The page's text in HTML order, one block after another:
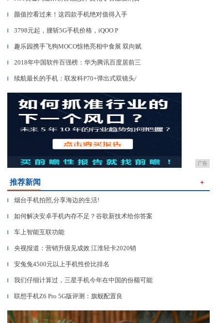
▎ 颜值控看过来！这四款手机绝对值得入手
▎ 3798元起，腰斩5G手机价格，iQOO P
▎ 趣乐园携手飞狗MOCO惊艳亮相中食展 双向赋
▎ 2018年中国软件百强榜：华为腾讯百度居前三
▎ 续航最长的手机：联发科P70+弹出式双镜头/
广告
推荐新闻 ＋
▎ 烟台手机拍照,分享海边的生活!
▎ 如何解决安卓手机内存不足？谷歌新技术给你答案
▎ 车上智能互联功能
▎ 央视报道：营销升级见成效 江淮轻卡2020销
▎ 安兔兔4500元以上手机性价比排名
▎ 我们仔细计算过，三星手机今年在中国的份额可能
▎ 联想手机Z6 Pro 5G版评测：旗舰配置良